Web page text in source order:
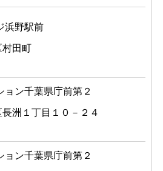
浜野駅前
村田町
ョン千葉県庁前第２
洲１丁目１０－２４
ョン千葉県庁前第２